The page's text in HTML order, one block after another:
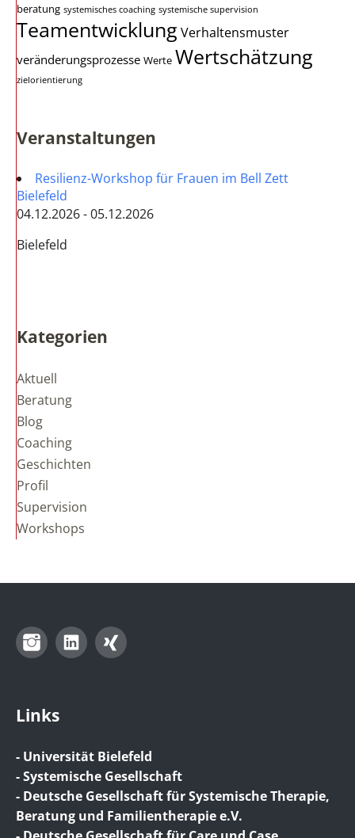
beratung systemisches coaching systemische supervision
Teamentwicklung Verhaltensmuster
veränderungsprozesse Werte Wertschätzung
zielorientierung
Veranstaltungen
Resilienz-Workshop für Frauen im Bell Zett
Bielefeld
04.12.2026 - 05.12.2026
Bielefeld
Kategorien
Aktuell
Beratung
Blog
Coaching
Geschichten
Profil
Supervision
Workshops
InstagramLinkedIn
Links
- Universität Bielefeld
- Systemische Gesellschaft
- Deutsche Gesellschaft für Systemische Therapie,
Beratung und Familientherapie e.V.